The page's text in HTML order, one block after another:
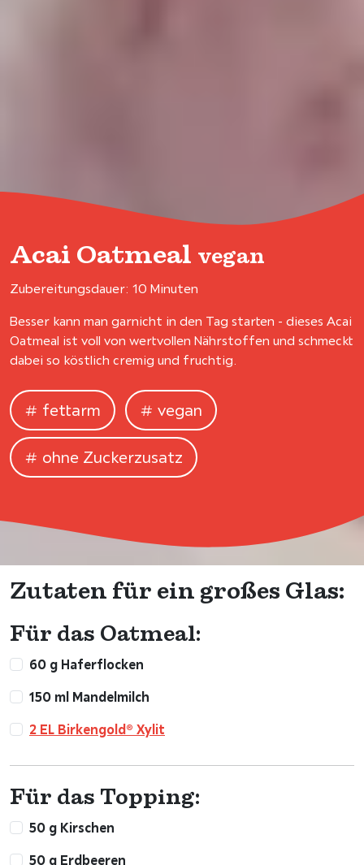
Acai Oatmeal vegan
Zubereitungsdauer: 10 Minuten
Besser kann man garnicht in den Tag starten - dieses Acai
Oatmeal ist voll von wertvollen Nährstoffen und schmeckt
dabei so köstlich cremig und fruchtig.
fettarm vegan
ohne Zuckerzusatz
Zutaten für ein großes Glas:
Für das Oatmeal:
60 g Haferflocken
150 ml Mandelmilch
2 EL Birkengold® Xylit
Für das Topping:
50 g Kirschen
50 g Erdbeeren